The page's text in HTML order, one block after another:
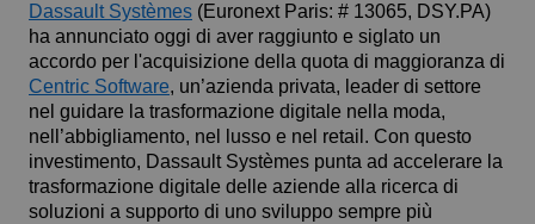
Dassault Systèmes (Euronext Paris: # 13065, DSY.PA)
ha annunciato oggi di aver raggiunto e siglato un
accordo per l'acquisizione della quota di maggioranza di
Centric Software, un’azienda privata, leader di settore
nel guidare la trasformazione digitale nella moda,
nell’abbigliamento, nel lusso e nel retail. Con questo
investimento, Dassault Systèmes punta ad accelerare la
trasformazione digitale delle aziende alla ricerca di
soluzioni a supporto di uno sviluppo sempre più